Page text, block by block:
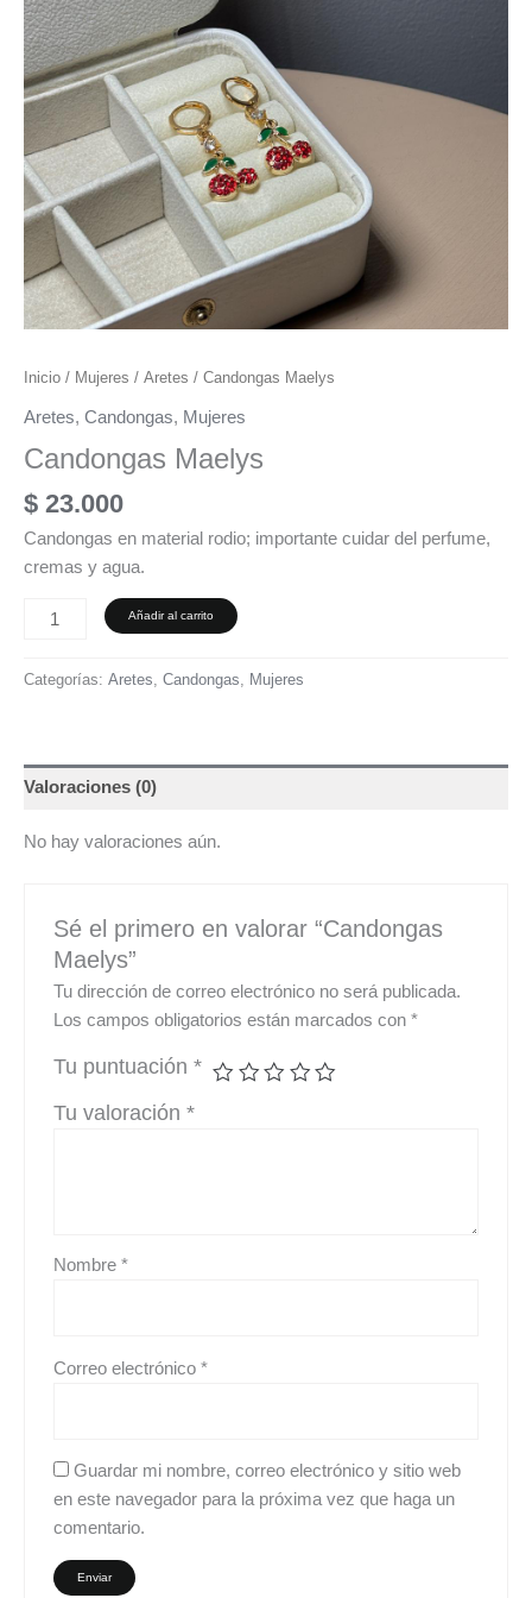
Inicio / Mujeres / Aretes / Candongas Maelys
Aretes, Candongas, Mujeres
Candongas Maelys
$ 23.000
Candongas en material rodio; importante cuidar del perfume,
cremas y agua.
Añadir al carrito
Categorías: Aretes, Candongas, Mujeres
Valoraciones (0)
No hay valoraciones aún.
Sé el primero en valorar “Candongas
Maelys”
Tu dirección de correo electrónico no será publicada.
Los campos obligatorios están marcados con*
Tu puntuación*
Tu valoración*
Nombre*
Correo electrónico*
Guardar mi nombre, correo electrónico y sitio web
en este navegador para la próxima vez que haga un
comentario.